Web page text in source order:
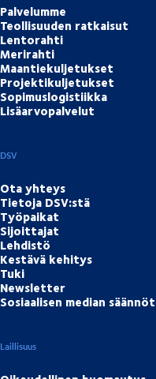
Palvelumme
Teollisuuden ratkaisut
Lentorahti
Merirahti
Maantiekuljetukset
Projektikuljetukset
Sopimuslogistiikka
Lisäarvopalvelut
DSV
Ota yhteys
Tietoja DSV:stä
Työpaikat
Sijoittajat
Lehdistö
Kestävä kehitys
Tuki
Newsletter
Sosiaalisen median säännöt
Laillisuus